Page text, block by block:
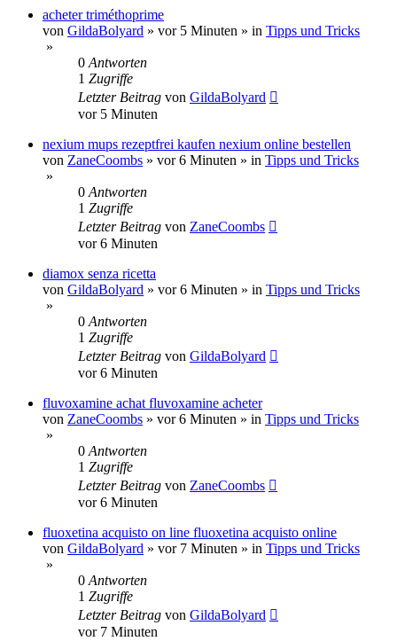
acheter triméthoprime
von GildaBolyard » vor 5 Minuten » in Tipps und Tricks
»
0 Antworten
1 Zugriffe
Letzter Beitrag von GildaBolyard
vor 5 Minuten
nexium mups rezeptfrei kaufen nexium online bestellen
von ZaneCoombs » vor 6 Minuten » in Tipps und Tricks
»
0 Antworten
1 Zugriffe
Letzter Beitrag von ZaneCoombs
vor 6 Minuten
diamox senza ricetta
von GildaBolyard » vor 6 Minuten » in Tipps und Tricks
»
0 Antworten
1 Zugriffe
Letzter Beitrag von GildaBolyard
vor 6 Minuten
fluvoxamine achat fluvoxamine acheter
von ZaneCoombs » vor 6 Minuten » in Tipps und Tricks
»
0 Antworten
1 Zugriffe
Letzter Beitrag von ZaneCoombs
vor 6 Minuten
fluoxetina acquisto on line fluoxetina acquisto online
von GildaBolyard » vor 7 Minuten » in Tipps und Tricks
»
0 Antworten
1 Zugriffe
Letzter Beitrag von GildaBolyard
vor 7 Minuten